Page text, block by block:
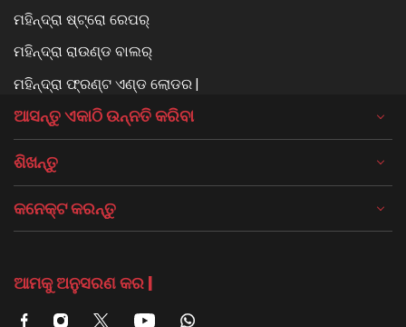
ମହିନ୍ଦ୍ରା ଷ୍ଟ୍ରୋ ରେପର୍
ମହିନ୍ଦ୍ରା ରାଉଣ୍ଡ ବାଲର୍
ମହିନ୍ଦ୍ରା ଫ୍ରଣ୍ଟ ଏଣ୍ଡ ଲୋଡର |
ଆସନ୍ତୁ ଏକାଠି ଉନ୍ନତି କରିବା
ଶିଖନ୍ତୁ
କନେକ୍ଟ କରନ୍ତୁ
ଆମକୁ ଅନୁସରଣ କର |